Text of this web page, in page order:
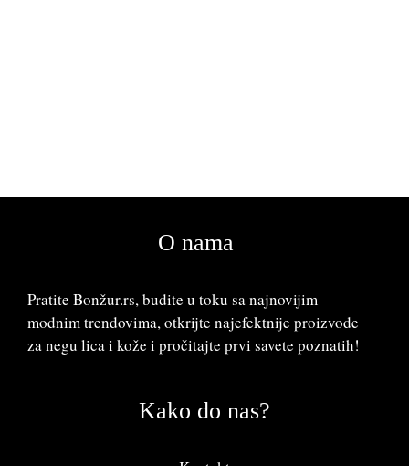
O nama
Pratite Bonžur.rs, budite u toku sa najnovijim
modnim trendovima, otkrijte najefektnije proizvode
za negu lica i kože i pročitajte prvi savete poznatih!
Kako do nas?